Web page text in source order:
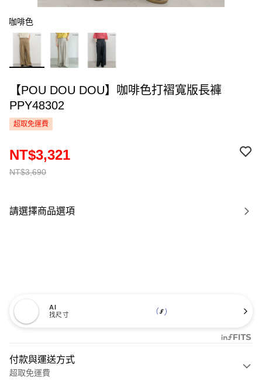
咖啡色
【POU DOU DOU】咖啡色打褶寬版長褲
PPY48302
超取免運費
NT$3,690
NT$3,321
請選擇商品選項
AI
找尺寸
付款與運送方式
超取免運費